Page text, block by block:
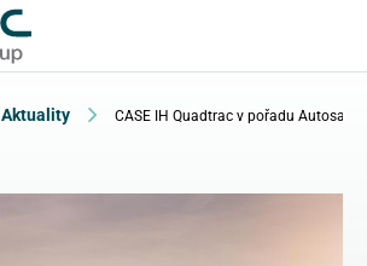
Aktuality CASE IH Quadtrac v pořadu